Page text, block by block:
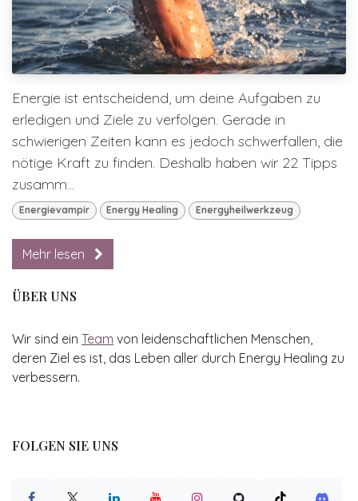
Energie ist entscheidend, um deine Aufgaben zu
erledigen und Ziele zu verfolgen. Gerade in
schwierigen Zeiten kann es jedoch schwerfallen, die
nötige Kraft zu finden. Deshalb haben wir 22 Tipps
zusamm...
Energievampir Energy Healing Energyheilwerkzeug
Mehr lesen
ÜBER UNS
Wir sind ein Team von leidenschaftlichen Menschen,
deren Ziel es ist, das Leben aller durch Energy Healing zu
verbessern.
FOLGEN SIE UNS